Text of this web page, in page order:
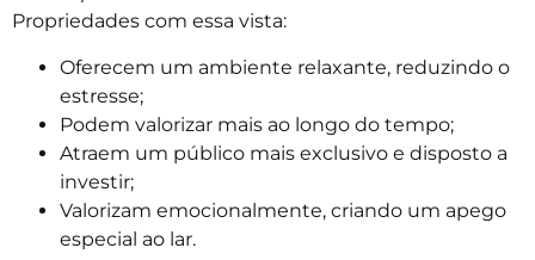
Propriedades com essa vista:
Oferecem um ambiente relaxante, reduzindo o
estresse;
Podem valorizar mais ao longo do tempo;
Atraem um público mais exclusivo e disposto a
investir;
Valorizam emocionalmente, criando um apego
especial ao lar.